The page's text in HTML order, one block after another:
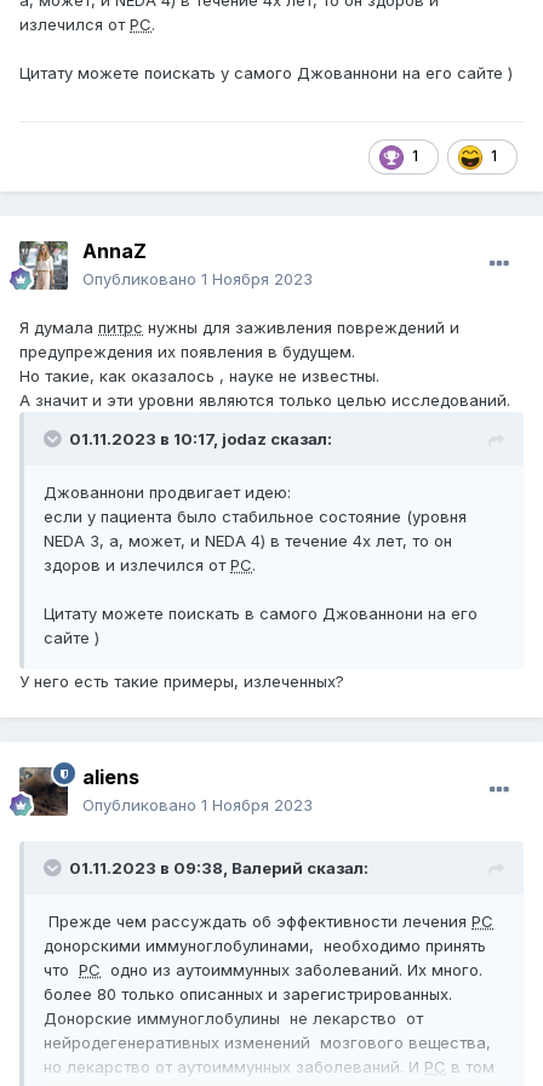
излечился отРС.
Цитату можете поискать у самого Джованнони на его сайте )
1 1
AnnaZ
Опубликовано 1 Ноября 2023
Я думала питрс нужны для заживления повреждений и
предупреждения их появления в будущем.
Но такие, как оказалось , науке не известны.
А значит и эти уровни являются только целью исследований.
01.11.2023 в 10:17, jodaz сказал:
Джованнони продвигает идею:
если у пациента было стабильное состояние (уровня
NEDA 3, а, может, и NEDA 4) в течение 4х лет, то он
здоров и излечился отРС.
Цитату можете поискать в самого Джованнони на его
сайте )
У него есть такие примеры, излеченных?
aliens
Опубликовано 1 Ноября 2023
01.11.2023 в 09:38, Валерий сказал:
Прежде чем рассуждать об эффективности лечения РС
донорскими иммуноглобулинами, необходимо принять
что РС одно из аутоиммунных заболеваний. Их много.
более 80 только описанных и зарегистрированных.
Донорские иммуноглобулины не лекарство от
нейродегенеративных изменений мозгового вещества,
но лекарство от аутоиммунных заболеваний. И РС в том